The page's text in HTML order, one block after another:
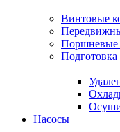
Винтовые
Поршневые
Подготовка
Насосы